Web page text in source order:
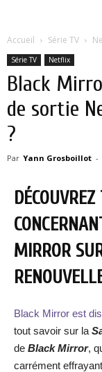
Accueil Série TV
Série TV Netflix
Black
de sortie
?
Par Yann Grosboillot -
MIRROR
Black Mirror est
tout savoir sur la
de Black Mirror,
carrément